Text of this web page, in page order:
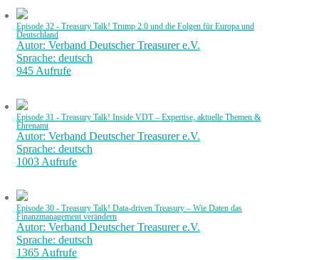
Episode 32 - Treasury Talk! Trump 2.0 und die Folgen für Europa und
Deutschland
Autor: Verband Deutscher Treasurer e.V.
Sprache: deutsch
945 Aufrufe
Episode 31 - Treasury Talk! Inside VDT – Expertise, aktuelle Themen &
Ehrenamt
Autor: Verband Deutscher Treasurer e.V.
Sprache: deutsch
1003 Aufrufe
Episode 30 - Treasury Talk! Data-driven Treasury – Wie Daten das
Finanzmanagement verändern
Autor: Verband Deutscher Treasurer e.V.
Sprache: deutsch
1365 Aufrufe